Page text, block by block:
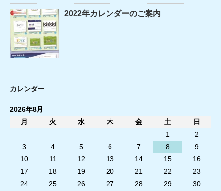
2022年カレンダーのご案内
カレンダー
2026年8月
月
火 水 木 金 土 日
1
2
3
4 5 6 7 8
9
10
11 12 13 14 15
16
17
18 19 20 21 22
23
24
25 26 27 28 29
30